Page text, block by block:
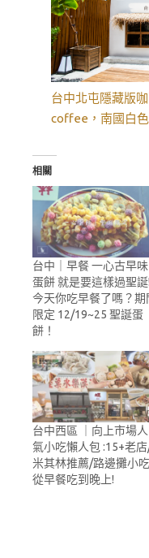
台中北屯隱藏版
coffee，南國白
相關
台中｜早餐 一心古早味
蛋餅 就是要這樣過聖誕!
今天你吃早餐了嗎？期
限定 12/19~25 聖誕蛋
餅！
台中西區 ｜向上市場人
氣小吃懶人包 :15+老
米其林推薦/路邊攤小吃
從早餐吃到晚上!